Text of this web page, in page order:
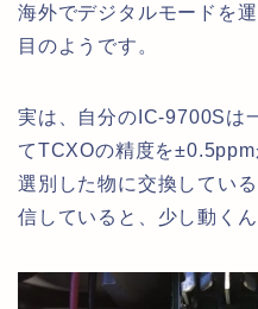
海外でデジタルモードを
目のようです。
実は、自分のIC-9700Sは
てTCXOの精度を
選別した物に交換してい
信していると、少し動くん